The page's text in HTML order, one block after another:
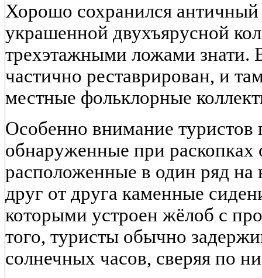
Хорошо сохранился античный
украшенной двухъярусной
трехэтажными ложами знати.
частично реставрирован, и
местные фольклорные
Особенно внимание туристов
обнаруженные при раскопках
расположенные в один ряд на
друг от друга каменные
которыми устроен жёлоб с
того, туристы обычно
солнечных часов, сверяя по